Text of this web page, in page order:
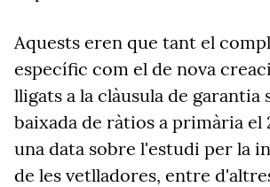
Aquests eren que tant el
específic com el de nova
lligats a la clàusula de garantia
baixada de ràtios a primària el
una data sobre l'estudi per la
de les vetlladores, entre